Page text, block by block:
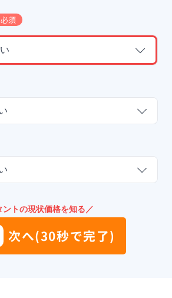
必須
ントの現状価格を知る／
次へ(30秒で完了)